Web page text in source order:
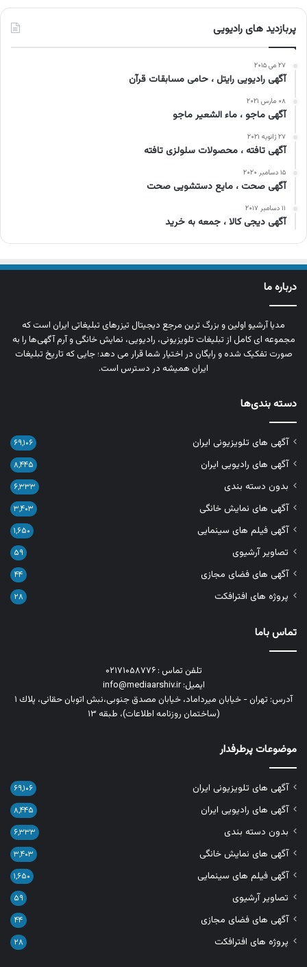
پربازدید های رادیویی
۲۷ می ۲۰۱۵
آگهی رادیویی رایتل ، حامی مسابقات قرآن
۰۸ مارس ۲۰۲۱
آگهی ماجو ، ماء الشعیر ماجو
۲۷ ژانویه ۲۰۲۱
آگهی تافته ، محصولات سلولزی تافته
۱۵ دسامبر ۲۰۲۰
آگهی صحت ، مایع دستشویی صحت
۱۱ دسامبر ۲۰۱۷
آگهی دیجی کالا ، جمعه به خرید
درباره ما
مدیا آرشیو اولین و بزرگ‌ ترین مرجع دیجیتال تیزرهای تبلیغاتی ایران است که
مجموعه‌ ای کامل از تبلیغات تلویزیونی، رادیویی، نمایش خانگی و آرم‌ آگهی‌ها را به‌
صورت تفکیک‌ شده و رایگان در اختیار شما قرار می‌ دهد؛ جایی که تاریخ تبلیغات
ایران همیشه در دسترس است.
دسته بندی‌ها
آگهی های تلویزیونی ایران ۶۹,۱۰۶
آگهی های رادیویی ایران ۸,۴۴۵
بدون دسته بندی ۶,۳۳۳
آگهی های نمایش خانگی ۳,۴۰۳
آگهی فیلم های سینمایی ۱,۶۵۰
تصاویر آرشیوی ۵۹
آگهی های فضای مجازی ۴۴
پروژه های افترافکت ۲۸
تماس باما
تلفن تماس : ۰۲۱۷۱۰۵۸۷۷۶
ایمیل: info@mediaarshiv.ir
آدرس: تهران - خیابان میرداماد، خیابان مصدق جنوبی،نبش اتوبان حقانی، پلاك ١
(ساختمان روزنامه اطلاعات)، طبقه ۱۳
موضوعات پرطرفدار
آگهی های تلویزیونی ایران ۶۹,۱۰۶
آگهی های رادیویی ایران ۸,۴۴۵
بدون دسته بندی ۶,۳۳۳
آگهی های نمایش خانگی ۳,۴۰۳
آگهی فیلم های سینمایی ۱,۶۵۰
تصاویر آرشیوی ۵۹
آگهی های فضای مجازی ۴۴
پروژه های افترافکت ۲۸